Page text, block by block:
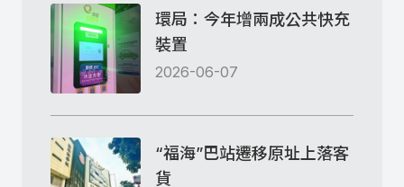
環局：今年增兩成公共快充
裝置
2026-06-07
“福海”巴站遷移原址上落客
貨